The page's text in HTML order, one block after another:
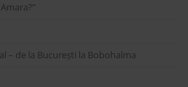
– de la București la Bobohalma